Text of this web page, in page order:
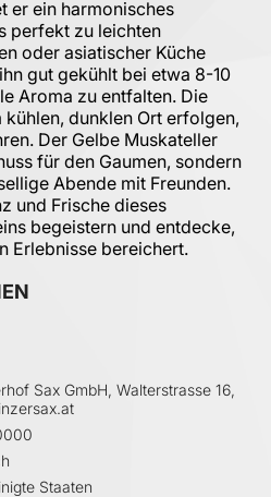
er ein harmonisches
perfekt zu leichten
oder asiatischer Küche
gut gekühlt bei etwa 8-10
Aroma zu entfalten. Die
dunklen Ort erfolgen,
Der Gelbe Muskateller
für den Gaumen, sondern
Abende mit Freunden.
und Frische dieses
begeistern und entdecke,
Erlebnisse bereichert.
Sax GmbH, Walterstrasse 16,
Staaten